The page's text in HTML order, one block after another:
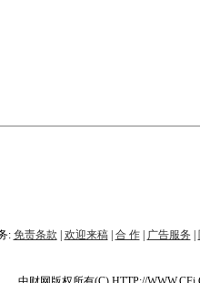
: 免责条款 欢迎来稿| 合 作| 广告服务